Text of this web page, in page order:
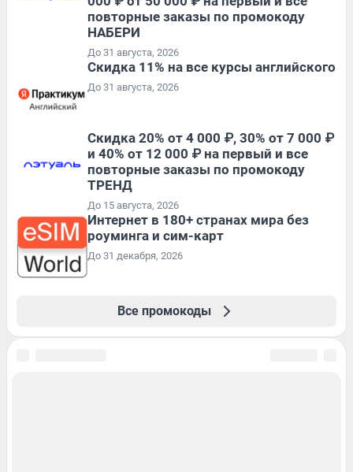
повторные заказы по промокоду
НАБЕРИ
До 31 августа, 2026
Скидка 11% на все курсы английского
До 31 августа, 2026
Скидка 20% от 4 000 ₽, 30% от 7 000 ₽
и 40% от 12 000 ₽ на первый и все
повторные заказы по промокоду
ТРЕНД
До 15 августа, 2026
Интернет в 180+ странах мира без
роуминга и сим-карт
До 31 декабря, 2026
Все промокоды